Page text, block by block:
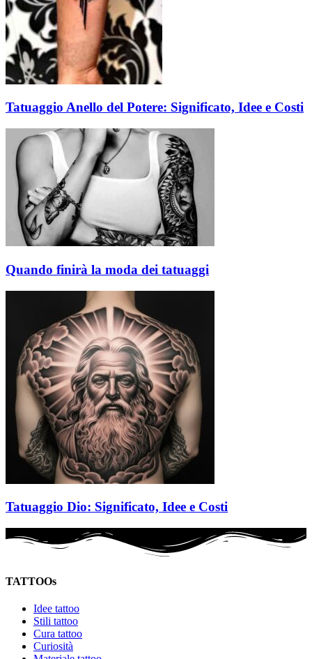
Tatuaggio Anello del Potere: Significato, Idee e Costi
Quando finirà la moda dei tatuaggi
Tatuaggio Dio: Significato, Idee e Costi
TATTOOs
Idee tattoo
Stili tattoo
Cura tattoo
Curiosità